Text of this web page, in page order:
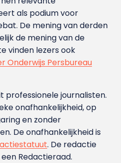
als podium voor
De mening van derden
de mening van de
vinden lezers ook
Onderwijs Persbureau
professionele journalisten.
onafhankelijkheid, op
en zonder
De onafhankelijkheid is
. De redactie
Redactieraad.